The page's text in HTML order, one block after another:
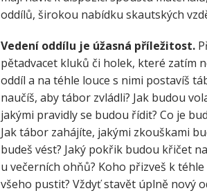
oddílů, širokou nabídku skautských
Vedení oddílu je úžasná příležitost.
pětadvacet kluků či holek, které zatím
oddíl a na téhle louce s nimi postavíš
naučíš, aby tábor zvládli? Jak budou
jakými pravidly se budou řídit? Co je
Jak tábor zahájíte, jakými zkouškami
budeš vést? Jaký pokřik budou křičet
u večerních ohňů? Koho přizveš k
všeho pustit? Vždyť stavět úplně nový